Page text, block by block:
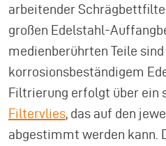
arbeitender
großen Edelstahl-
medienberührten Teile
korrosionsbeständigem
Filtrierung erfolgt über ein
Filtervlies, das auf den
abgestimmt werden kann.